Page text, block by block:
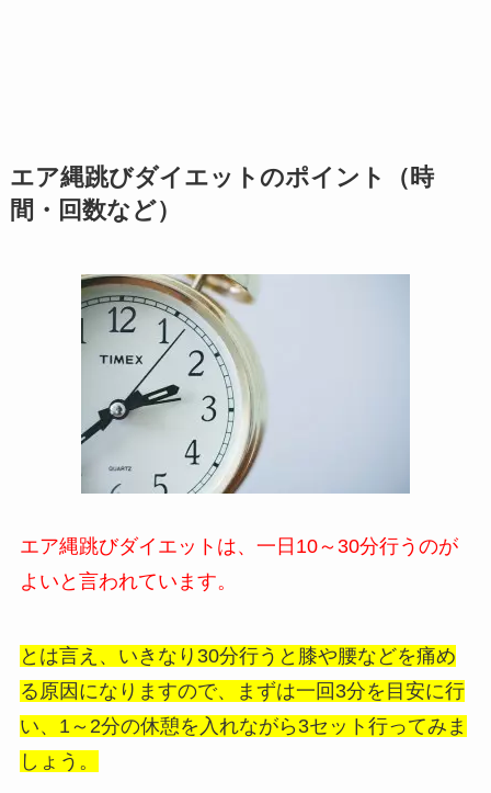
エア縄跳びダイエットのポイント（時
間・回数など）
エア縄跳びダイエットは、一日10～30分行うのが
よいと言われています。
とは言え、いきなり30分行うと膝や腰などを痛め
る原因になりますので、まずは一回3分を目安に行
い、1～2分の休憩を入れながら3セット行ってみま
しょう。